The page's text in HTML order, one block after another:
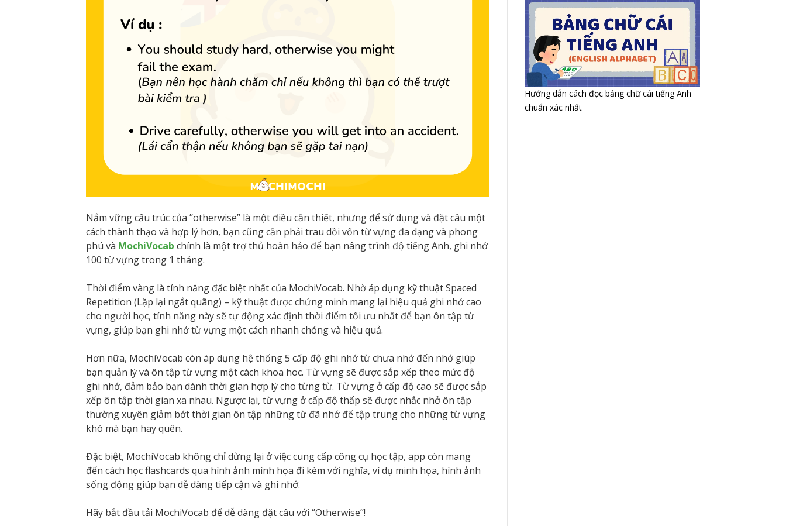
Nắm vững cấu trúc của ’’otherwise’’ là một điều cần thiết, nhưng để sử dụng và đặt câu một
cách thành thạo và hợp lý hơn, bạn cũng cần phải trau dồi vốn từ vựng đa dạng và phong
phú và MochiVocab chính là một trợ thủ hoàn hảo để bạn nâng trình độ tiếng Anh, ghi nhớ
100 từ vựng trong 1 tháng.
Thời điểm vàng là tính năng đặc biệt nhất của MochiVocab. Nhờ áp dụng kỹ thuật Spaced
Repetition (Lặp lại ngắt quãng) – kỹ thuật được chứng minh mang lại hiệu quả ghi nhớ cao
cho người học, tính năng này sẽ tự động xác định thời điểm tối ưu nhất để bạn ôn tập từ
vựng, giúp bạn ghi nhớ từ vựng một cách nhanh chóng và hiệu quả.
Hơn nữa, MochiVocab còn áp dụng hệ thống 5 cấp độ ghi nhớ từ chưa nhớ đến nhớ giúp
bạn quản lý và ôn tập từ vựng một cách khoa hoc. Từ vựng sẽ được sắp xếp theo mức độ
ghi nhớ, đảm bảo bạn dành thời gian hợp lý cho từng từ. Từ vựng ở cấp độ cao sẽ được sắp
xếp ôn tập thời gian xa nhau. Ngược lại, từ vựng ở cấp độ thấp sẽ được nhắc nhở ôn tập
thường xuyên giảm bớt thời gian ôn tập những từ đã nhớ để tập trung cho những từ vựng
khó mà bạn hay quên.
Đặc biệt, MochiVocab không chỉ dừng lại ở việc cung cấp công cụ học tập, app còn mang
đến cách học flashcards qua hình ảnh mình họa đi kèm với nghĩa, ví dụ minh họa, hình ảnh
sống động giúp bạn dễ dàng tiếp cận và ghi nhớ.
Hãy bắt đầu tải MochiVocab để dễ dàng đặt câu với ‘’Otherwise’’!
Hướng dẫn cách đọc bảng chữ cái tiếng Anh
chuẩn xác nhất